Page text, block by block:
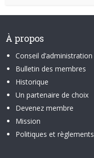
À propos
Conseil d’administration
Bulletin des membres
Historique
Un partenaire de choix
Devenez membre
Mission
Politiques et règlements